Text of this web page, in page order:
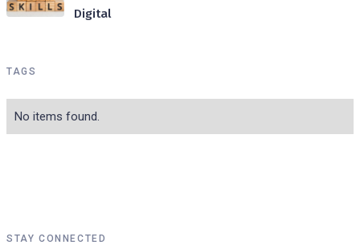
Digital
TAGS
No items found.
STAY CONNECTED